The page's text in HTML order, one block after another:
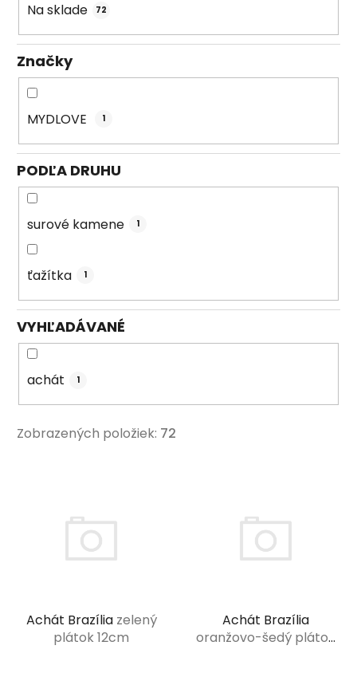
o
Na sklade 72
Značky
MYDLOVE 1
PODĽA DRUHU
surové kamene 1
ťažítka 1
VYHĽADÁVANÉ
achát 1
Zobrazených položiek: 72
Achát Brazília zelený
plátok 12cm
Achát Brazília
oranžovo-šedý plátok